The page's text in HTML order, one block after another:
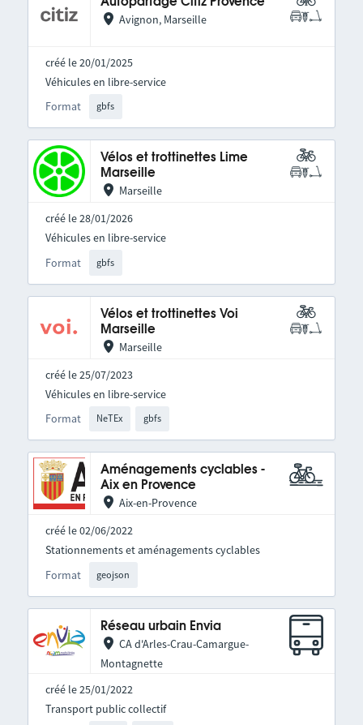
Avignon, Marseille
créé le 20/01/2025
Format gbfs
Véhicules en libre-service
Vélos et trottinettes Lime
Marseille
Marseille
créé le 28/01/2026
Format gbfs
Véhicules en libre-service
Vélos et trottinettes Voi
Marseille
Marseille
créé le 25/07/2023
Format NeTEx gbfs
Véhicules en libre-service
Aménagements cyclables -
Aix en Provence
Aix-en-Provence
créé le 02/06/2022
Format geojson
Stationnements et aménagements cyclables
Réseau urbain Envia
CA d'Arles-Crau-Camargue-
Montagnette
créé le 25/01/2022
Transport public collectif